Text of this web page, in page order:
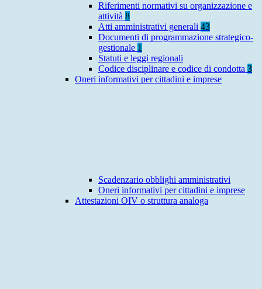
Riferimenti normativi su organizzazione e
attività 8
Atti amministrativi generali 43
Documenti di programmazione strategico-
gestionale 1
Statuti e leggi regionali
Codice disciplinare e codice di condotta 3
Oneri informativi per cittadini e imprese
Scadenzario obblighi amministrativi
Oneri informativi per cittadini e imprese
Attestazioni OIV o struttura analoga